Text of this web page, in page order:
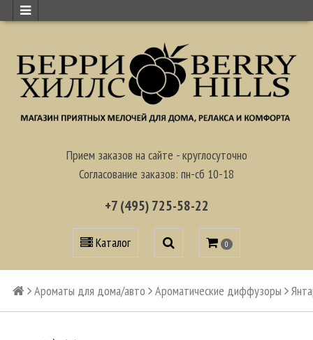
Прием заказов на сайте - круглосуточно
Согласование заказов: пн-сб 10-18
+7 (495) 725-58-22
Каталог 0
Ароматы для дома/авто Ароматические диффузоры